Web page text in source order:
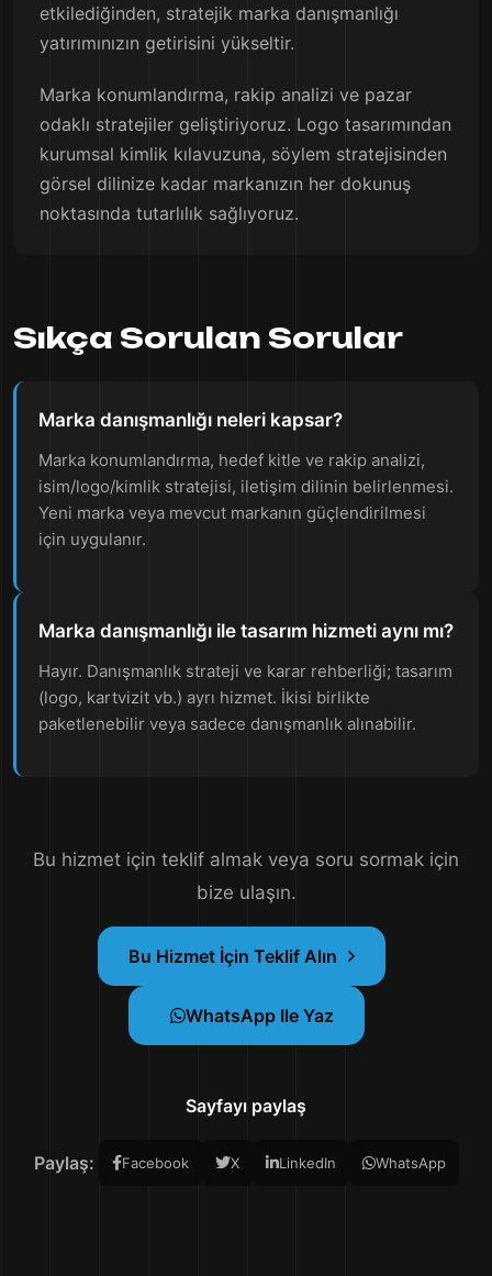
etkilediğinden, stratejik marka danışmanlığı
yatırımınızın getirisini yükseltir.
Marka konumlandırma, rakip analizi ve pazar
odaklı stratejiler geliştiriyoruz. Logo tasarımından
kurumsal kimlik kılavuzuna, söylem stratejisinden
görsel dilinize kadar markanızın her dokunuş
noktasında tutarlılık sağlıyoruz.
Sıkça Sorulan Sorular
Marka danışmanlığı neleri kapsar?
Marka konumlandırma, hedef kitle ve rakip analizi,
isim/logo/kimlik stratejisi, iletişim dilinin belirlenmesi.
Yeni marka veya mevcut markanın güçlendirilmesi
için uygulanır.
Marka danışmanlığı ile tasarım hizmeti aynı mı?
Hayır. Danışmanlık strateji ve karar rehberliği; tasarım
(logo, kartvizit vb.) ayrı hizmet. İkisi birlikte
paketlenebilir veya sadece danışmanlık alınabilir.
Bu hizmet için teklif almak veya soru sormak için
bize ulaşın.
Bu Hizmet İçin Teklif Alın
WhatsApp Ile Yaz
Sayfayı paylaş
Paylaş: Facebook X LinkedIn WhatsApp